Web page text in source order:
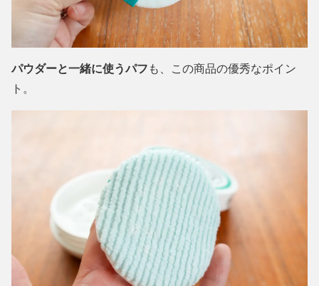
パウダーと一緒に使うパフ も、この商品の優秀なポイン
ト。